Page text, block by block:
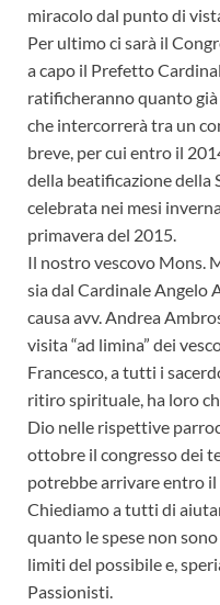
miracolo dal punto di
Per ultimo ci sarà il
a capo il Prefetto
ratificheranno quanto
che intercorrerà tra un
breve, per cui entro il
della beatificazione della
celebrata nei mesi
primavera del 2015.
Il nostro vescovo Mons.
sia dal Cardinale Angelo
causa avv. Andrea
visita “ad limina” dei
Francesco, a tutti i
ritiro spirituale, ha loro
Dio nelle rispettive
ottobre il congresso dei
potrebbe arrivare entro il
Chiediamo a tutti di
quanto le spese non
limiti del possibile e,
Passionisti.